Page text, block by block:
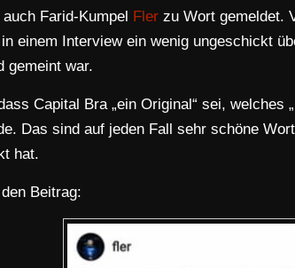
Farid-Kumpel Fler zu Wort gemeldet.
einem Interview ein wenig ungeschickt
gemeint war.
Capital Bra „ein Original“ sei, welches
Das sind auf jeden Fall sehr schöne
hat.
Beitrag: